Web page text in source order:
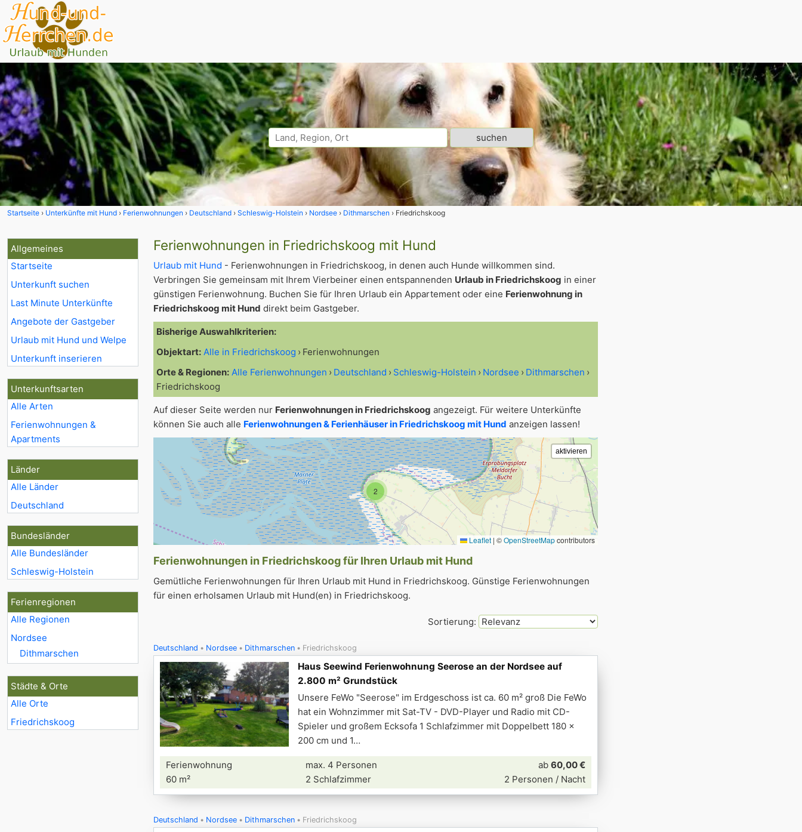
Startseite Unterkünfte mit Hund Ferienwohnungen Deutschland Schleswig-Holstein Nordsee Dithmarschen Friedrichskoog
Allgemeines
Startseite
Unterkunft suchen
Last Minute Unterkünfte
Angebote der Gastgeber
Urlaub mit Hund und Welpe
Unterkunft inserieren
Unterkunftsarten
Alle Arten
Ferienwohnungen &
Apartments
Länder
Alle Länder
Deutschland
Bundesländer
Alle Bundesländer
Schleswig-Holstein
Ferienregionen
Alle Regionen
Nordsee
Dithmarschen
Städte & Orte
Alle Orte
Friedrichskoog
Ferienwohnungen in Friedrichskoog mit Hund
Urlaub mit Hund - Ferienwohnungen in Friedrichskoog, in denen auch Hunde willkommen sind.
Verbringen Sie gemeinsam mit Ihrem Vierbeiner einen entspannenden Urlaub in Friedrichskoog in einer
günstigen Ferienwohnung. Buchen Sie für Ihren Urlaub ein Appartement oder eine Ferienwohnung in
Friedrichskoog mit Hund direkt beim Gastgeber.
Bisherige Auswahlkriterien:
Objektart: Alle in Friedrichskoog
Ferienwohnungen
Orte & Regionen: Alle Ferienwohnungen Deutschland Schleswig-Holstein Nordsee
Dithmarschen
Friedrichskoog
Auf dieser Seite werden nur Ferienwohnungen in Friedrichskoog angezeigt. Für weitere Unterkünfte
können Sie auch alle Ferienwohnungen & Ferienhäuser in Friedrichskoog mit Hund anzeigen lassen!
2
Leaflet | ©OpenStreetMapcontributors
Ferienwohnungen in Friedrichskoog für Ihren Urlaub mit Hund
Gemütliche Ferienwohnungen für Ihren Urlaub mit Hund in Friedrichskoog. Günstige Ferienwohnungen
für einen erholsamen Urlaub mit Hund(en) in Friedrichskoog.
Sortierung:
Deutschland Nordsee Dithmarschen Friedrichskoog
Haus Seewind Ferienwohnung Seerose an der Nordsee auf
2.800 m² Grundstück
Unsere FeWo "Seerose" im Erdgeschoss ist ca. 60 m² groß Die FeWo
hat ein Wohnzimmer mit Sat-TV - DVD-Player und Radio mit CD-
Spieler und großem Ecksofa 1 Schlafzimmer mit Doppelbett 180 x
200 cm und 1
Ferienwohnung
60 m²
max. 4 Personen
2 Schlafzimmer
ab 60,00 €
2 Personen / Nacht
Deutschland Nordsee Dithmarschen Friedrichskoog